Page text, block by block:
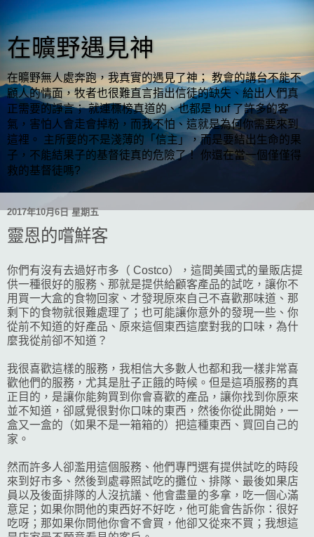
在曠野遇見神
在曠野無人處奔跑，我真實的遇見了神； 教會的講台不能不
顧人的情面，牧者也很難直言指出信徒的缺失、給出人們真
正需要的諍言； 就連標榜真道的、也都是 buf 了許多的客
氣，害怕人會走會掉粉，而我不怕、這就是為何你需要來到
這裡。 主所要的不是淺薄的「信主」，而是要結出生命的果
子，不能結果子的基督徒真的危險了！ 你還在當一個僅僅得
救的基督徒嗎?
2017年10月6日 星期五
靈恩的嚐鮮客
你們有沒有去過好市多（ Costco），這間美國式的量販店提
供一種很好的服務、那就是提供給顧客產品的試吃，讓你不
用買一大盒的食物回家、才發現原來自己不喜歡那味道、那
剩下的食物就很難處理了；也可能讓你意外的發現一些、你
從前不知道的好產品、原來這個東西這麼對我的口味，為什
麼我從前卻不知道？
我很喜歡這樣的服務，我相信大多數人也都和我一樣非常喜
歡他們的服務，尤其是肚子正餓的時候。但是這項服務的真
正目的，是讓你能夠買到你會喜歡的產品，讓你找到你原來
並不知道，卻感覺很對你口味的東西，然後你從此開始，一
盒又一盒的（如果不是一箱箱的）把這種東西、買回自己的
家。
然而許多人卻濫用這個服務、他們專門選有提供試吃的時段
來到好市多、然後到處尋照試吃的攤位、排隊、最後如果店
員以及後面排隊的人沒抗議、他會盡量的多拿，吃一個心滿
意足；如果你問他的東西好不好吃，他可能會告訴你：很好
吃呀；那如果你問他你會不會買，他卻又從來不買；我想這